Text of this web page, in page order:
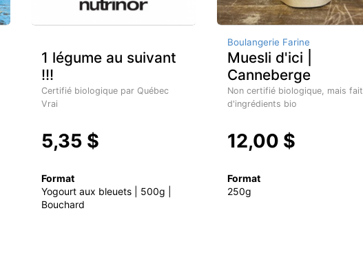
1 légume au suivant
!!!
Certifié biologique par Québec
Vrai
5,35 $
Format
Yogourt aux bleuets | 500g |
Bouchard
Boulangerie Farine
Muesli d'ici |
Canneberge
Non certifié biologique, mais fait
d'ingrédients bio
12,00 $
Format
250g